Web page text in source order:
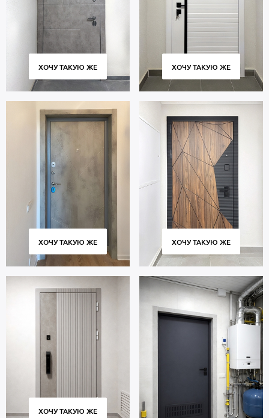
ХОЧУ ТАКУЮ ЖЕ
ХОЧУ ТАКУЮ ЖЕ
ХОЧУ ТАКУЮ ЖЕ
ХОЧУ ТАКУЮ ЖЕ
ХОЧУ ТАКУЮ ЖЕ